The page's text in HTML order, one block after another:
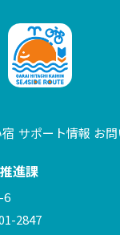
サポート情報 お
進課
6
2847